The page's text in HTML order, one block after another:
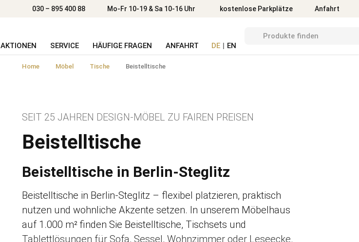
030 – 895 400 88 Mo-Fr 10-19 & Sa 10-16 Uhr kostenlose Parkplätze Anfahrt
AKTIONEN SERVICE HÄUFIGE FRAGEN ANFAHRT DE | EN
Home Möbel Tische Beistelltische
Beistelltische
SEIT 25 JAHREN DESIGN-MÖBEL ZU FAIREN PREISEN
Beistelltische in Berlin-Steglitz
Beistelltische in Berlin-Steglitz – flexibel platzieren, praktisch
nutzen und wohnliche Akzente setzen. In unserem Möbelhaus
auf 1.000 m² finden Sie Beistelltische, Tischsets und
Tablettlösungen für Sofa, Sessel, Wohnzimmer oder Leseecke.